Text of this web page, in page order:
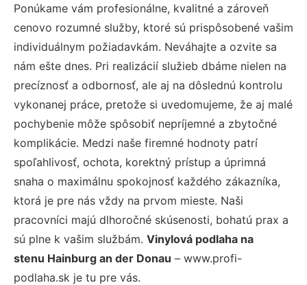
Ponúkame vám profesionálne, kvalitné a zároveň
cenovo rozumné služby, ktoré sú prispôsobené vašim
individuálnym požiadavkám. Neváhajte a ozvite sa
nám ešte dnes. Pri realizácií služieb dbáme nielen na
precíznosť a odbornosť, ale aj na dôslednú kontrolu
vykonanej práce, pretože si uvedomujeme, že aj malé
pochybenie môže spôsobiť nepríjemné a zbytočné
komplikácie. Medzi naše firemné hodnoty patrí
spoľahlivosť, ochota, korektný prístup a úprimná
snaha o maximálnu spokojnosť každého zákazníka,
ktorá je pre nás vždy na prvom mieste. Naši
pracovníci majú dlhoročné skúsenosti, bohatú prax a
sú plne k vašim službám. Vinylová podlaha na
stenu Hainburg an der Donau – www.profi-
podlaha.sk je tu pre vás.